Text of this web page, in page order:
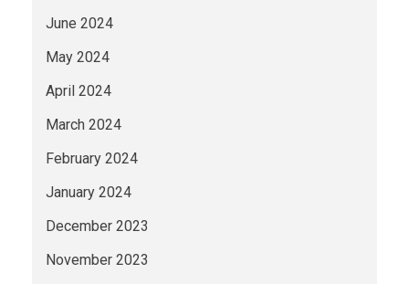
June 2024
May 2024
April 2024
March 2024
February 2024
January 2024
December 2023
November 2023